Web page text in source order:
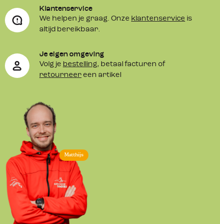
Matthijs
Klantenservice
We helpen je graag. Onze klantenservice is
altijd bereikbaar.
Je eigen omgeving
Volg je bestelling, betaal facturen of
retourneer een artikel